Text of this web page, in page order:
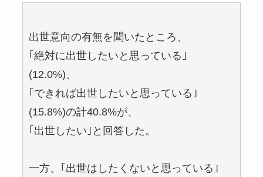
出世意向の有無を聞いたところ、
｢絶対に出世したいと思っている｣
(12.0%)、
｢できれば出世したいと思っている｣
(15.8%)の計40.8%が、
｢出世したい｣と回答した。
一方、｢出世はしたくないと思っている｣